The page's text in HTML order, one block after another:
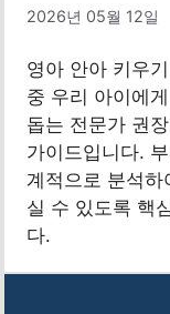
2026년 05월 12일
영아 안아 키우
중 우리 아이에
돕는 전문가 권
가이드입니다.
계적으로 분석
실 수 있도록 핵
다.